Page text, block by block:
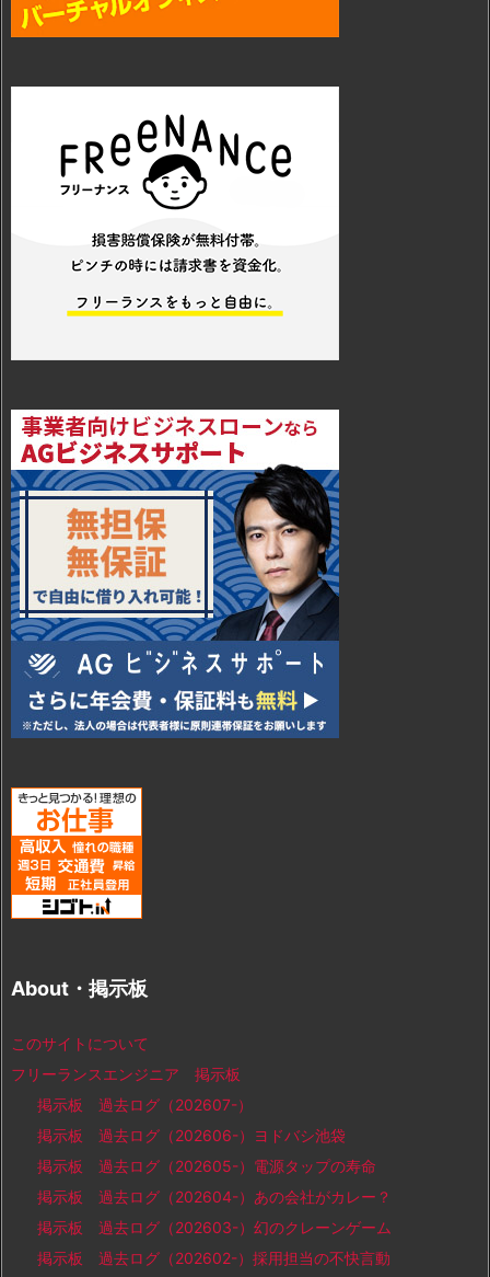
About・掲示板
このサイトについて
フリーランスエンジニア 掲示板
掲示板 過去ログ（202607-）
掲示板 過去ログ（202606-）ヨドバシ池袋
掲示板 過去ログ（202605-）電源タップの寿命
掲示板 過去ログ（202604-）あの会社がカレー？
掲示板 過去ログ（202603-）幻のクレーンゲーム
掲示板 過去ログ（202602-）採用担当の不快言動